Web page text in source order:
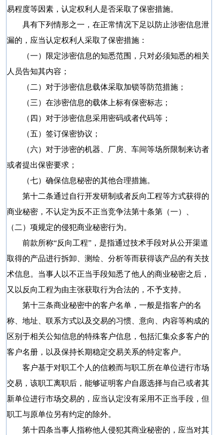
易程度等因素，认定权利人是否采取了保密措施。
具有下列情形之一，在正常情况下足以防止涉密信息泄
漏的，应当认定权利人采取了保密措施：
（一）限定涉密信息的知悉范围，只对必须知悉的相关
人员告知其内容；
（二）对于涉密信息载体采取加锁等防范措施；
（三）在涉密信息的载体上标有保密标志；
（四）对于涉密信息采用密码或者代码等；
（五）签订保密协议；
（六）对于涉密的机器、厂房、车间等场所限制来访者
或者提出保密要求；
（七）确保信息秘密的其他合理措施。
第十二条通过自行开发研制或者反向工程等方式获得的
商业秘密，不认定为反不正当竞争法第十条第（一）、
（二）项规定的侵犯商业秘密行为。
前款所称“反向工程”，是指通过技术手段对从公开渠道
取得的产品进行拆卸、测绘、分析等而获得该产品的有关技
术信息。当事人以不正当手段知悉了他人的商业秘密之后，
又以反向工程为由主张获取行为合法的，不予支持。
第十三条商业秘密中的客户名单，一般是指客户的名
称、地址、联系方式以及交易的习惯、意向、内容等构成的
区别于相关公知信息的特殊客户信息，包括汇集众多客户的
客户名册，以及保持长期稳定交易关系的特定客户。
客户基于对职工个人的信赖而与职工所在单位进行市场
交易，该职工离职后，能够证明客户自愿选择与自己或者其
新单位进行市场交易的，应当认定没有采用不正当手段，但
职工与原单位另有约定的除外。
第十四条当事人指称他人侵犯其商业秘密的，应当对其